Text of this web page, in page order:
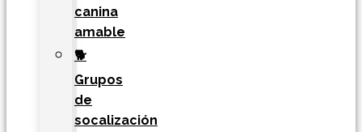
canina
amable
🐕
Grupos
de
socalización